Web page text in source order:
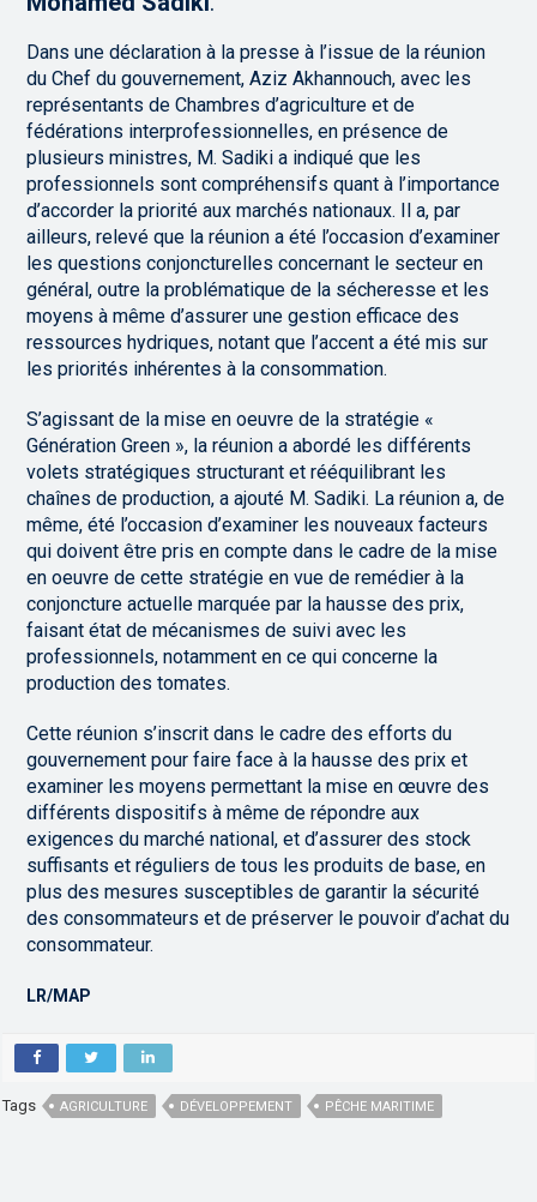
Dans une déclaration à la presse à l’issue de la réunion
du Chef du gouvernement, Aziz Akhannouch, avec les
représentants de Chambres d’agriculture et de
fédérations interprofessionnelles, en présence de
plusieurs ministres, M. Sadiki a indiqué que les
professionnels sont compréhensifs quant à l’importance
d’accorder la priorité aux marchés nationaux. Il a, par
ailleurs, relevé que la réunion a été l’occasion d’examiner
les questions conjoncturelles concernant le secteur en
général, outre la problématique de la sécheresse et les
moyens à même d’assurer une gestion efficace des
ressources hydriques, notant que l’accent a été mis sur
les priorités inhérentes à la consommation.
S’agissant de la mise en oeuvre de la stratégie «
Génération Green », la réunion a abordé les différents
volets stratégiques structurant et rééquilibrant les
chaînes de production, a ajouté M. Sadiki. La réunion a, de
même, été l’occasion d’examiner les nouveaux facteurs
qui doivent être pris en compte dans le cadre de la mise
en oeuvre de cette stratégie en vue de remédier à la
conjoncture actuelle marquée par la hausse des prix,
faisant état de mécanismes de suivi avec les
professionnels, notamment en ce qui concerne la
production des tomates.
Cette réunion s’inscrit dans le cadre des efforts du
gouvernement pour faire face à la hausse des prix et
examiner les moyens permettant la mise en œuvre des
différents dispositifs à même de répondre aux
exigences du marché national, et d’assurer des stock
suffisants et réguliers de tous les produits de base, en
plus des mesures susceptibles de garantir la sécurité
des consommateurs et de préserver le pouvoir d’achat du
consommateur.
LR/MAP
Tags AGRICULTURE DÉVELOPPEMENT PÊCHE MARITIME